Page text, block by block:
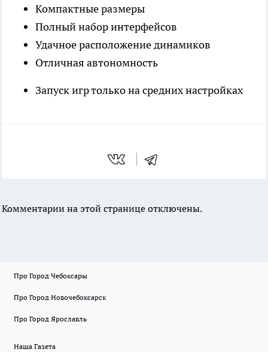
Компактные размеры
Полный набор интерфейсов
Удачное расположение динамиков
Отличная автономность
Запуск игр только на средних настройках
Комментарии на этой странице отключены.
Про Город Чебоксары
Про Город Новочебоксарск
Про Город Ярославль
Наша Газета